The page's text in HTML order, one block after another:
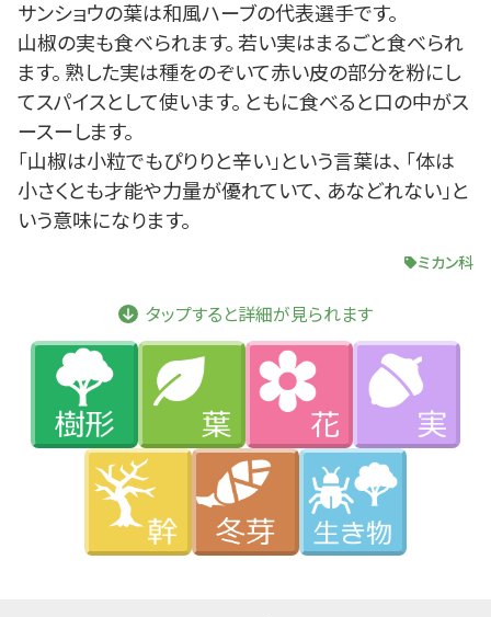
サンショウの葉は和風ハーブの代表選手です。
山椒の実も食べられます。 若い実はまるごと食べられ
ます。 熟した実は種をのぞいて赤い皮の部分を粉にし
てスパイスとして使います。 ともに食べると口の中がス
ースーします。
「山椒は小粒でもぴりりと辛い」という言葉は、 「体は
小さくとも才能や力量が優れていて、 あなどれない」と
いう意味になります。
ミカン科
タップすると詳細が見られます